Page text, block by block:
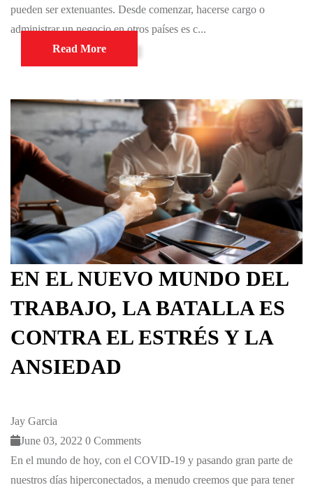
pueden ser extenuantes. Desde comenzar, hacerse cargo o
administrar un negocio en otros países es c...
Read More
EN EL NUEVO MUNDO DEL
TRABAJO, LA BATALLA ES
CONTRA EL ESTRÉS Y LA
ANSIEDAD
Jay Garcia
June 03, 2022 0 Comments
En el mundo de hoy, con el COVID-19 y pasando gran parte de
nuestros días hiperconectados, a menudo creemos que para tener